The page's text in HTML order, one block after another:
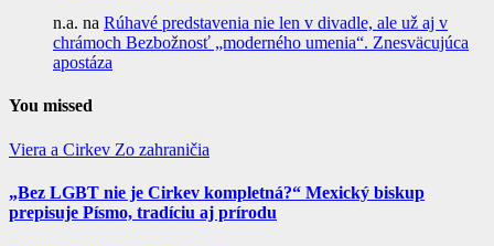
n.a. na Rúhavé predstavenia nie len v divadle, ale už aj v
chrámoch Bezbožnosť „moderného umenia“. Znesväcujúca
apostáza
You missed
Viera a Cirkev Zo zahraničia
„Bez LGBT nie je Cirkev kompletná?“ Mexický biskup
prepisuje Písmo, tradíciu aj prírodu